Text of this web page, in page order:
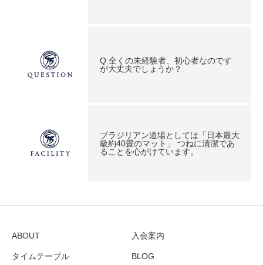
Q.全くの未経験者、初心者なのです
が大丈夫でしょうか？
ブラジリアン道場としては「日本最大
級約40畳のマット」 つねに清潔であ
ることを心がけています。
ABOUT 入会案内
タイムテーブル BLOG